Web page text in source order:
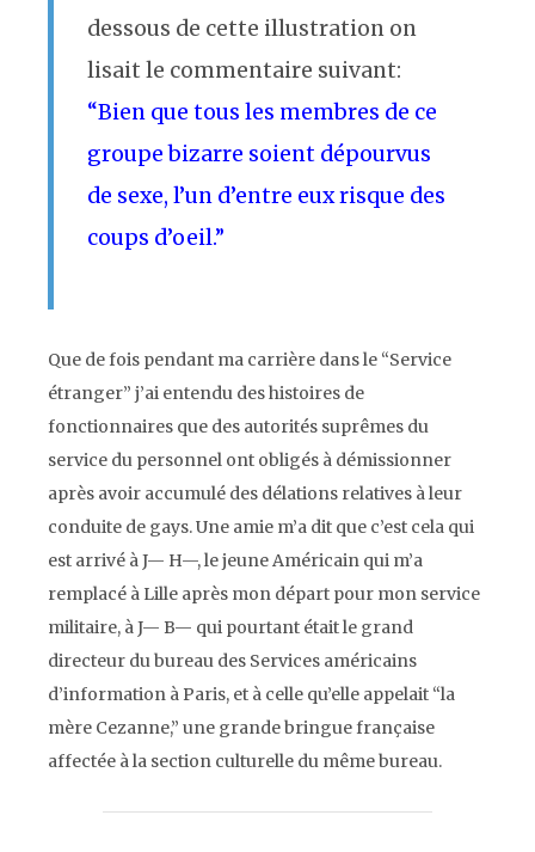
dessous de cette illustration on
lisait le commentaire suivant:
“Bien que tous les membres de ce
groupe bizarre soient dépourvus
de sexe, l’un d’entre eux risque des
coups d’oeil.”
Que de fois pendant ma carrière dans le “Service
étranger” j’ai entendu des histoires de
fonctionnaires que des autorités suprêmes du
service du personnel ont obligés à démissionner
après avoir accumulé des délations relatives à leur
conduite de gays.Une amie m’a dit que c’est cela qui
est arrivé à J— H—, le jeune Américain qui m’a
remplacé à Lille après mon départ pour mon service
militaire, à J— B— qui pourtant était le grand
directeur du bureau des Services américains
d’information à Paris, et à celle qu’elle appelait “la
mère Cezanne,” une grande bringue française
affectée à la section culturelle du même bureau.